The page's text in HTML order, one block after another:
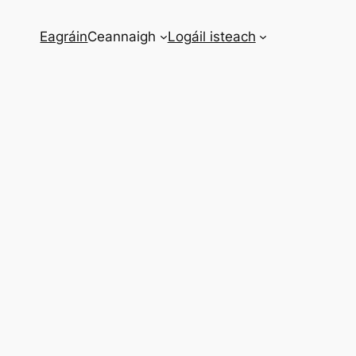
EagráinCeannaigh Logáil isteach